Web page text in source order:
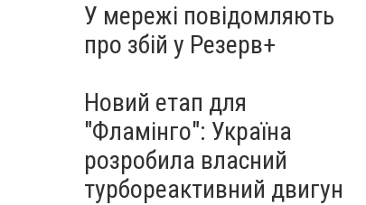
У мережі повідомляють
про збій у Резерв+
Новий етап для
"Фламінго": Україна
розробила власний
турбореактивний двигун